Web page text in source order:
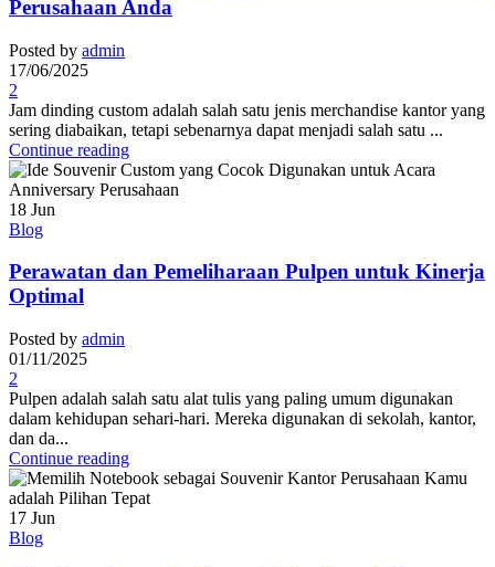
Perusahaan Anda
Posted by admin
17/06/2025
2
Jam dinding custom adalah salah satu jenis merchandise kantor yang
sering diabaikan, tetapi sebenarnya dapat menjadi salah satu ...
Continue reading
18 Jun
Blog
Perawatan dan Pemeliharaan Pulpen untuk Kinerja
Optimal
Posted by admin
01/11/2025
2
Pulpen adalah salah satu alat tulis yang paling umum digunakan
dalam kehidupan sehari-hari. Mereka digunakan di sekolah, kantor,
dan da...
Continue reading
17 Jun
Blog